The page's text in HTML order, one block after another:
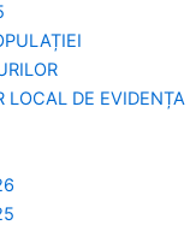
LOCAL DE EVIDENȚA